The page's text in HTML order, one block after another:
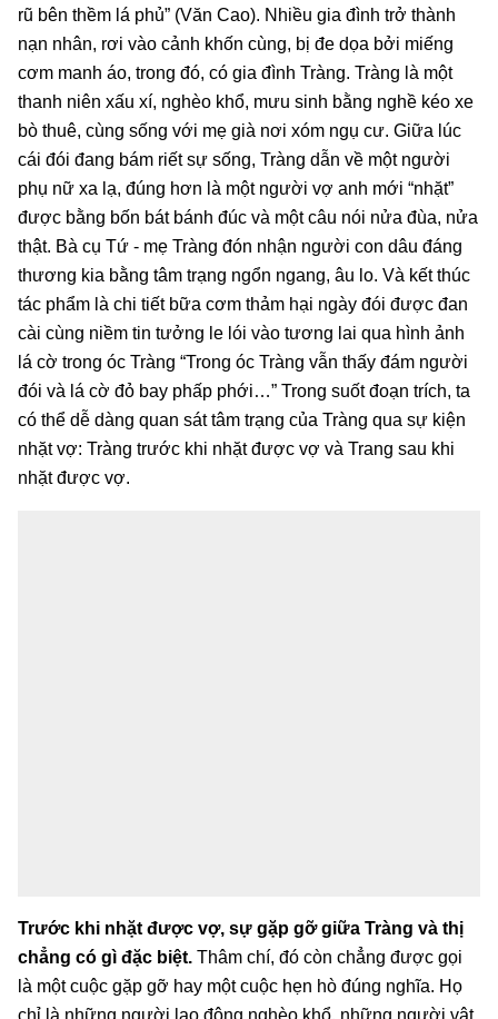
rũ bên thềm lá phủ” (Văn Cao). Nhiều gia đình trở thành
nạn nhân, rơi vào cảnh khốn cùng, bị đe dọa bởi miếng
cơm manh áo, trong đó, có gia đình Tràng. Tràng là một
thanh niên xấu xí, nghèo khổ, mưu sinh bằng nghề kéo xe
bò thuê, cùng sống với mẹ già nơi xóm ngụ cư. Giữa lúc
cái đói đang bám riết sự sống, Tràng dẫn về một người
phụ nữ xa lạ, đúng hơn là một người vợ anh mới “nhặt”
được bằng bốn bát bánh đúc và một câu nói nửa đùa, nửa
thật. Bà cụ Tứ - mẹ Tràng đón nhận người con dâu đáng
thương kia bằng tâm trạng ngổn ngang, âu lo. Và kết thúc
tác phẩm là chi tiết bữa cơm thảm hại ngày đói được đan
cài cùng niềm tin tưởng le lói vào tương lai qua hình ảnh
lá cờ trong óc Tràng “Trong óc Tràng vẫn thấy đám người
đói và lá cờ đỏ bay phấp phới…” Trong suốt đoạn trích, ta
có thể dễ dàng quan sát tâm trạng của Tràng qua sự kiện
nhặt vợ: Tràng trước khi nhặt được vợ và Trang sau khi
nhặt được vợ.
Trước khi nhặt được vợ, sự gặp gỡ giữa Tràng và thị
chẳng có gì đặc biệt. Thâm chí, đó còn chẳng được gọi
là một cuộc gặp gỡ hay một cuộc hẹn hò đúng nghĩa. Họ
chỉ là những người lao động nghèo khổ, những người vật